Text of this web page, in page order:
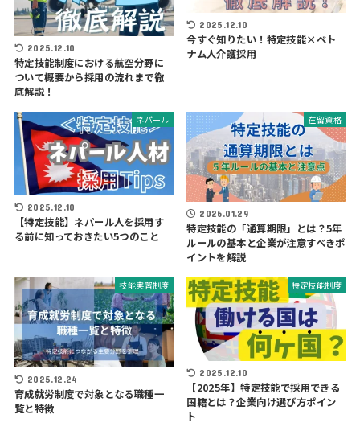
2025.12.10
特定技能制度における航空分野に
ついて概要から採用の流れまで徹
底解説！
2025.12.10
今すぐ知りたい！特定技能×ベト
ナム人介護採用
ネパール
2025.12.10
【特定技能】ネパール人を採用す
る前に知っておきたい5つのこと
在留資格
2026.01.29
特定技能の「通算期限」とは？5年
ルールの基本と企業が注意すべきポ
イントを解説
技能実習制度
2025.12.24
育成就労制度で対象となる職種一
覧と特徴
特定技能制度
2025.12.10
【2025年】特定技能で採用できる
国籍とは？企業向け選び方ポイン
ト